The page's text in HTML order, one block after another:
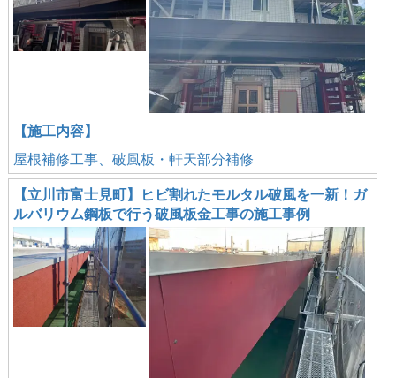
【施工内容】
屋根補修工事、破風板・軒天部分補修
【立川市富士見町】ヒビ割れたモルタル破風を一新！ガ
ルバリウム鋼板で行う破風板金工事の施工事例